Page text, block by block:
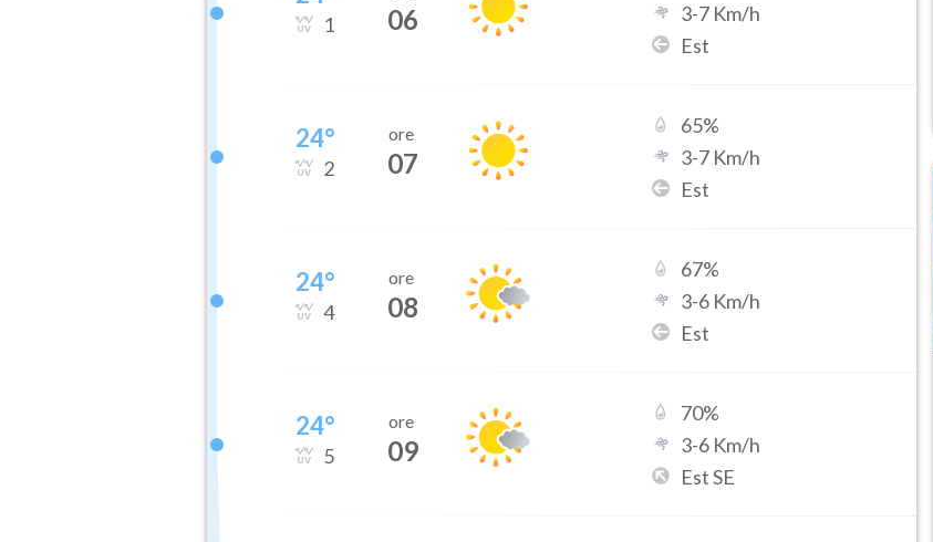
1 06
3-7 Km/h
Est
24°
2
ore
07
65%
3-7 Km/h
Est
24°
4
ore
08
67%
3-6 Km/h
Est
24°
5
ore
09
70%
3-6 Km/h
Est SE